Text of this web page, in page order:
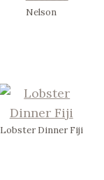
Nelson
Lobster Dinner Fiji